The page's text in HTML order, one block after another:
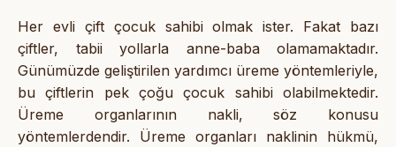
Her evli çift çocuk sahibi olmak ister. Fakat bazı
çiftler, tabii yollarla anne-baba olamamaktadır.
Günümüzde geliştirilen yardımcı üreme yöntemleriyle,
bu çiftlerin pek çoğu çocuk sahibi olabilmektedir.
Üreme organlarının nakli, söz konusu
yöntemlerdendir. Üreme organları naklinin hükmü,